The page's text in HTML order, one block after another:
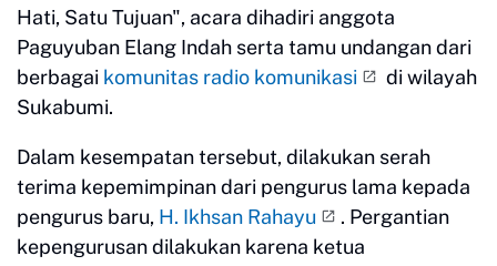
Hati, Satu Tujuan", acara dihadiri anggota
Paguyuban Elang Indah serta tamu undangan dari
berbagai komunitas radio komunikasi
di wilayah
Sukabumi.
Dalam kesempatan tersebut, dilakukan serah
terima kepemimpinan dari pengurus lama kepada
pengurus baru, H. Ikhsan Rahayu
. Pergantian
kepengurusan dilakukan karena ketua